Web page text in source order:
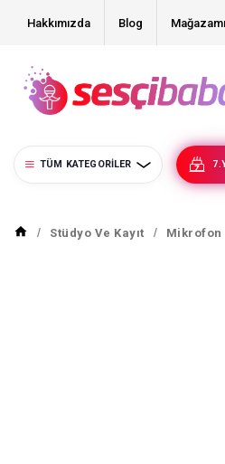
Hakkımızda Blog
TÜM KATEGORILER
Stüdyo Ve Kayıt Mikrofon